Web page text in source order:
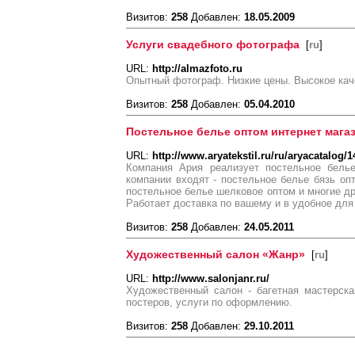
Визитов: 258 Добавлен: 18.05.2009
Услуги свадебного фотографа [ru]
URL: http://almazfoto.ru
Опытный фотограф. Низкие цены. Высокое
Визитов: 258 Добавлен: 05.04.2010
Постельное белье оптом интернет
URL: http://www.aryatekstil.ru/ru/aryacatalog/
Компания Ария реализует постельное
компании входят - постельное белье бязь
постельное белье шелковое оптом и многие
Работает доставка по вашему и в удобное
Визитов: 258 Добавлен: 24.05.2011
Художественный салон «Жанр» [ru]
URL: http://www.salonjanr.ru/
Художественный салон - багетная
постеров, услуги по оформлению.
Визитов: 258 Добавлен: 29.10.2011